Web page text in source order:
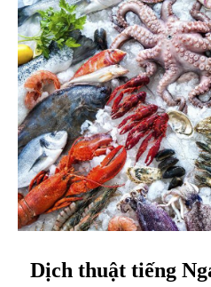
Dịch thuật tiếng